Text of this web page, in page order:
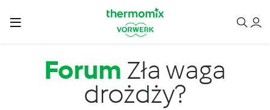
Forum Zła waga
drożdży?